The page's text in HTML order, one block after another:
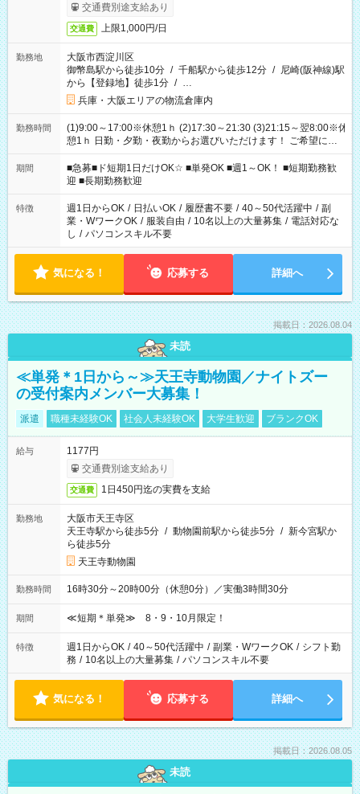
交通費別途支給あり
交通費 上限1,000円/日
勤務地
大阪市西淀川区
御幣島駅から徒歩10分 / 千船駅から徒歩12分 / 尼崎(阪神線)駅
から【登録地】徒歩1分 / …
兵庫・大阪エリアの物流倉庫内
勤務時間
(1)9:00～17:00※休憩1ｈ (2)17:30～21:30 (3)21:15～翌8:00※休
憩1ｈ 日勤・夕勤・夜勤からお選びいただけます！ ご希望に合
わせて働けるお仕事です(*^^*) 【その他選べる勤務時間】 8-17
時/9-17時/9-18時/10-18時/11-21時/18-22時/20-翌4時/21-翌5
時/22-翌6時/0-翌8時 ご自身のご都合で選んで頂ける完全自由シ
フト！
期間
■急募■ド短期1日だけOK☆ ■単発OK ■週1～OK！ ■短期勤務歓
迎 ■長期勤務歓迎
特徴 週1日からOK / 日払いOK / 履歴書不要 / 40～50代活躍中 / 副
業・WワークOK / 服装自由 / 10名以上の大量募集 / 電話対応な
し / パソコンスキル不要
気になる！ 応募する 詳細へ
掲載日：2026.08.04
未読
≪単発＊1日から～≫天王寺動物園／ナイトズー
の受付案内メンバー大募集！
派遣 職種未経験OK 社会人未経験OK 大学生歓迎 ブランクOK
給与
1177円
交通費別途支給あり
交通費 1日450円迄の実費を支給
勤務地
大阪市天王寺区
天王寺駅から徒歩5分 / 動物園前駅から徒歩5分 / 新今宮駅か
ら徒歩5分
天王寺動物園
勤務時間 16時30分～20時00分（休憩0分）／実働3時間30分
期間 ≪短期＊単発≫ 8・9・10月限定！
特徴 週1日からOK / 40～50代活躍中 / 副業・WワークOK / シフト勤
務 / 10名以上の大量募集 / パソコンスキル不要
気になる！ 応募する 詳細へ
掲載日：2026.08.05
未読